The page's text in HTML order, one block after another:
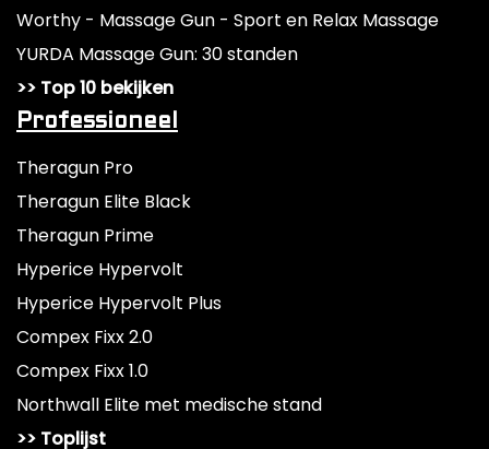
Worthy - Massage Gun - Sport en Relax Massage
YURDA Massage Gun: 30 standen
>> Top 10 bekijken
Professioneel
Theragun Pro
Theragun Elite Black
Theragun Prime
Hyperice Hypervolt
Hyperice Hypervolt Plus
Compex Fixx 2.0
Compex Fixx 1.0
Northwall Elite met medische stand
>> Toplijst